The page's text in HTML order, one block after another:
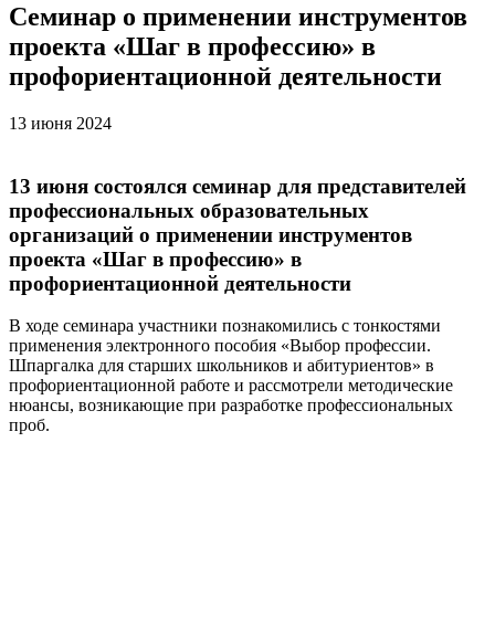
Семинар о применении инструментов
проекта «Шаг в профессию» в
профориентационной деятельности
13 июня 2024
13 июня состоялся семинар для представителей
профессиональных образовательных
организаций о применении инструментов
проекта «Шаг в профессию» в
профориентационной деятельности
В ходе семинара участники познакомились с тонкостями
применения электронного пособия «Выбор профессии.
Шпаргалка для старших школьников и абитуриентов» в
профориентационной работе и рассмотрели методические
нюансы, возникающие при разработке профессиональных
проб.